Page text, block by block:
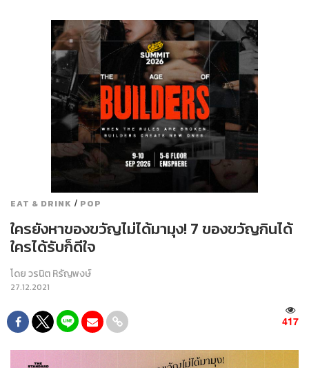
EAT & DRINK / POP
ใครยังหาของขวัญไม่ได้มามุง! 7 ของขวัญกินได้
ใครได้รับก็ดีใจ
โดยวรนิต หิรัญพงษ์
27.12.2021
417